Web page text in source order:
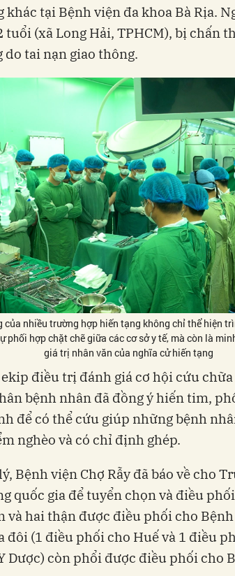
khác tại Bệnh viện đa khoa Bà Rịa.
tuổi (xã Long Hải, TPHCM), bị chấn
tai nạn giao thông.
của nhiều trường hợp hiến tạng không chỉ thể hiện
phối hợp chặt chẽ giữa các cơ sở y tế, mà còn là
giá trị nhân văn của nghĩa cử hiến tạng
điều trị đánh giá cơ hội cứu
bệnh nhân đã đồng ý hiến tim,
để có thể cứu giúp những bệnh
nghèo và có chỉ định ghép.
Bệnh viện Chợ Rẫy đã báo về cho
quốc gia để tuyển chọn và điều
và hai thận được điều phối cho Bệnh
đôi (1 điều phối cho Huế và 1 điều
Dược) còn phổi được điều phối cho